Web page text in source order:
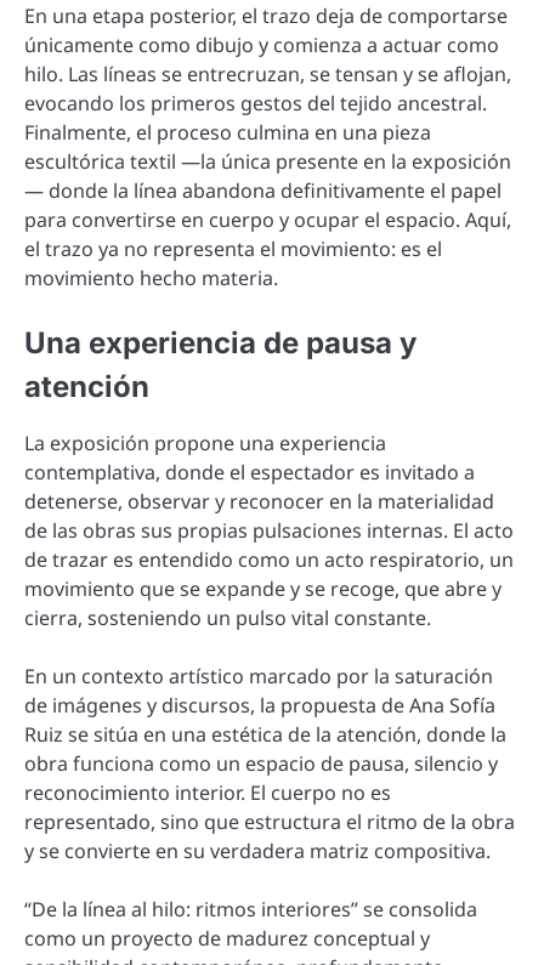
En una etapa posterior, el trazo deja de comportarse
únicamente como dibujo y comienza a actuar como
hilo. Las líneas se entrecruzan, se tensan y se aflojan,
evocando los primeros gestos del tejido ancestral.
Finalmente, el proceso culmina en una pieza
escultórica textil —la única presente en la exposición
— donde la línea abandona definitivamente el papel
para convertirse en cuerpo y ocupar el espacio. Aquí,
el trazo ya no representa el movimiento: es el
movimiento hecho materia.
Una experiencia de pausa y
atención
La exposición propone una experiencia
contemplativa, donde el espectador es invitado a
detenerse, observar y reconocer en la materialidad
de las obras sus propias pulsaciones internas. El acto
de trazar es entendido como un acto respiratorio, un
movimiento que se expande y se recoge, que abre y
cierra, sosteniendo un pulso vital constante.
En un contexto artístico marcado por la saturación
de imágenes y discursos, la propuesta de Ana Sofía
Ruiz se sitúa en una estética de la atención, donde la
obra funciona como un espacio de pausa, silencio y
reconocimiento interior. El cuerpo no es
representado, sino que estructura el ritmo de la obra
y se convierte en su verdadera matriz compositiva.
“De la línea al hilo: ritmos interiores” se consolida
como un proyecto de madurez conceptual y